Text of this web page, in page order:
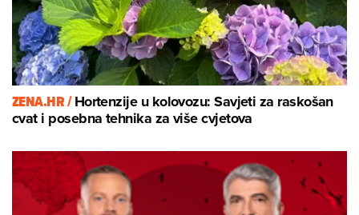
ZENA.HR /Hortenzije u kolovozu: Savjeti za raskošan
cvat i posebna tehnika za više cvjetova